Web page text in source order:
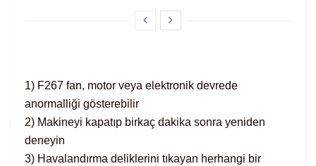
1) F267 fan, motor veya elektronik devrede
anormalliği gösterebilir
2) Makineyi kapatıp birkaç dakika sonra yeniden
deneyin
3) Havalandırma deliklerini tıkayan herhangi bir